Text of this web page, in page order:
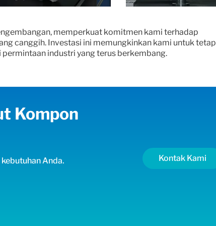
memperkuat komitmen kami terhadap
canggih. Investasi ini memungkinkan kami untuk tetap
industri yang terus berkembang.
Kompon
Anda. Kontak Kami